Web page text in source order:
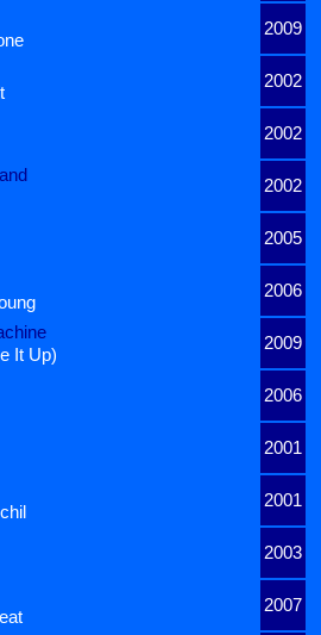
2009
2002
2002
2002
2005
2006
2009
It Up)
2006
2001
2001
2003
2007